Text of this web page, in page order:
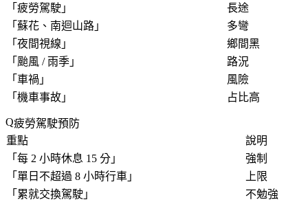
「 疲勞駕駛 」
長途
「 蘇花、南迴山路 」
多彎
「 夜間視線 」
鄉間黑
「 颱風 / 雨季 」
路況
「 車禍 」
風險
「 機車事故 」 占比高
疲勞駕駛預防
重點
說明
「 每 2 小時休息 15 分 」
強制
「 單日不超過 8 小時行車 」
上限
「 累就交換駕駛 」
不勉強